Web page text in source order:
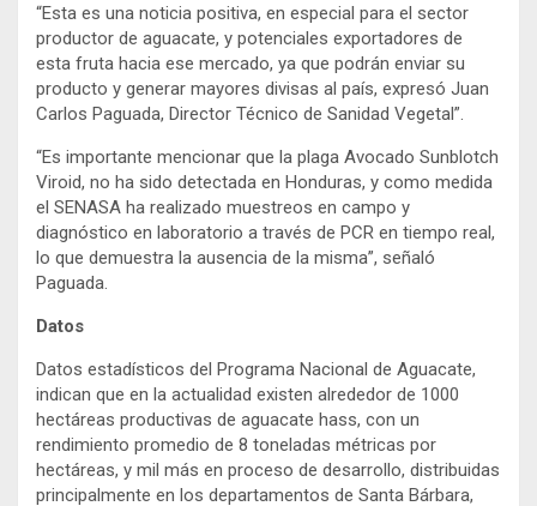
“Esta es una noticia positiva, en especial para el sector
productor de aguacate, y potenciales exportadores de
esta fruta hacia ese mercado, ya que podrán enviar su
producto y generar mayores divisas al país, expresó Juan
Carlos Paguada, Director Técnico de Sanidad Vegetal”.
“Es importante mencionar que la plaga Avocado Sunblotch
Viroid, no ha sido detectada en Honduras, y como medida
el SENASA ha realizado muestreos en campo y
diagnóstico en laboratorio a través de PCR en tiempo real,
lo que demuestra la ausencia de la misma”, señaló
Paguada.
Datos
Datos estadísticos del Programa Nacional de Aguacate,
indican que en la actualidad existen alrededor de 1000
hectáreas productivas de aguacate hass, con un
rendimiento promedio de 8 toneladas métricas por
hectáreas, y mil más en proceso de desarrollo, distribuidas
principalmente en los departamentos de Santa Bárbara,